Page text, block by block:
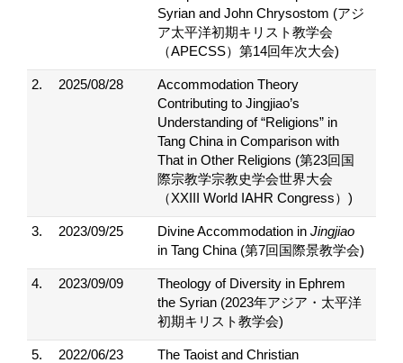
Syrian and John Chrysostom (アジ
ア太平洋初期キリスト教学会
（APECSS）第14回年次大会)
2. 2025/08/28
Accommodation Theory
Contributing to Jingjiao’s
Understanding of “Religions” in
Tang China in Comparison with
That in Other Religions (第23回国
際宗教学宗教史学会世界大会
（XXIII World IAHR Congress）)
3. 2023/09/25 Divine Accommodation in Jingjiao
in Tang China (第7回国際景教学会)
4. 2023/09/09
Theology of Diversity in Ephrem
the Syrian (2023年アジア・太平洋
初期キリスト教学会)
5. 2022/06/23
The Taoist and Christian